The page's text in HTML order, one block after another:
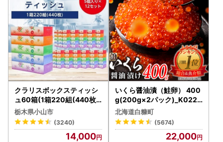
クラリスボックスティッシ
ュ60箱(1箱220組(440枚))
(5個入り×12セット)【配送
不可地域：離島・沖縄県】
【1256759】
栃木県小山市
(3240)
14,000
いくら醤油漬（鮭卵） 400
g(200g×2パック)_K022-
1676
北海道白糠町
(5674)
22,000